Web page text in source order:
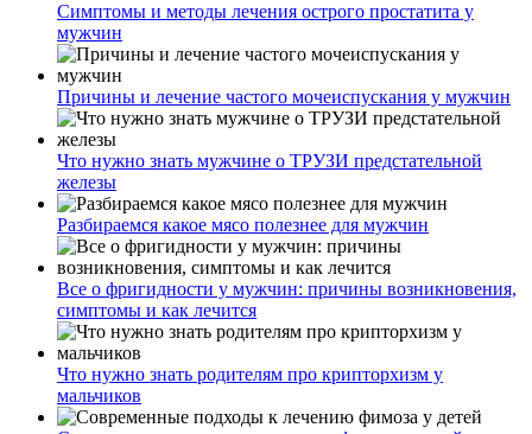
Симптомы и методы лечения острого простатита у
мужчин
Причины и лечение частого мочеиспускания у мужчин
Что нужно знать мужчине о ТРУЗИ предстательной
железы
Разбираемся какое мясо полезнее для мужчин
Все о фригидности у мужчин: причины возникновения,
симптомы и как лечится
Что нужно знать родителям про крипторхизм у
мальчиков